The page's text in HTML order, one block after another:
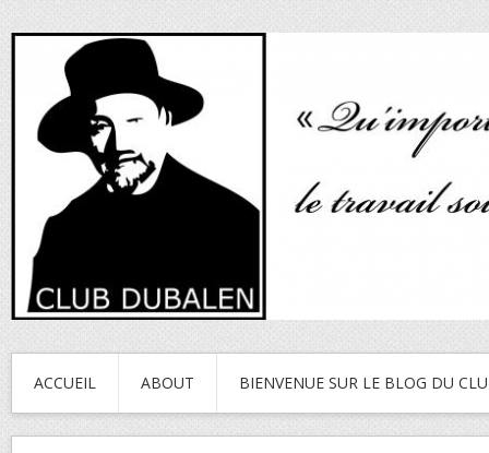
ACCUEIL ABOUT BIENVENUE SUR LE BLOG DU